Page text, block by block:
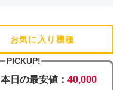
お気に入り機種
PICKUP!
本日の最安値： 40,000